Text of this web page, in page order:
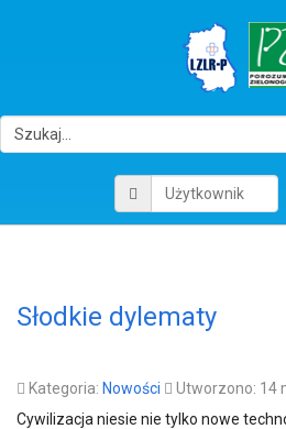
Słodkie dylematy
Kategoria: Nowości
Utworzono: 14
Cywilizacja niesie nie tylko nowe